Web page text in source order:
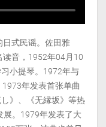
日式民谣。佐田雅
读音，1952年04月10
小提琴。1972年与
1973年发表首张单曲
》、《无縁坂》等热
展。1979年发表了大